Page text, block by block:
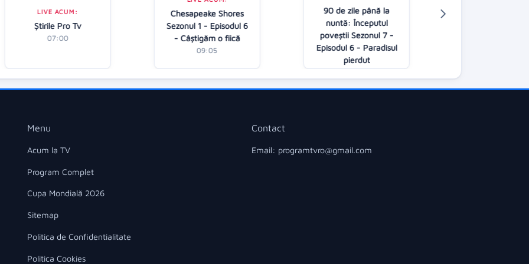
LIVE ACUM:
Ştirile Pro Tv
07:00
Chesapeake Shores
Sezonul 1 - Episodul 6
- Câştigăm o fiică
09:05
90 de zile până la
nuntă: Începutul
poveştii Sezonul 7 -
Episodul 6 - Paradisul
pierdut
Menu
Acum la TV
Program Complet
Cupa Mondială 2026
Sitemap
Politica de Confidentialitate
Politica Cookies
Contact
Email: programtvro@gmail.com